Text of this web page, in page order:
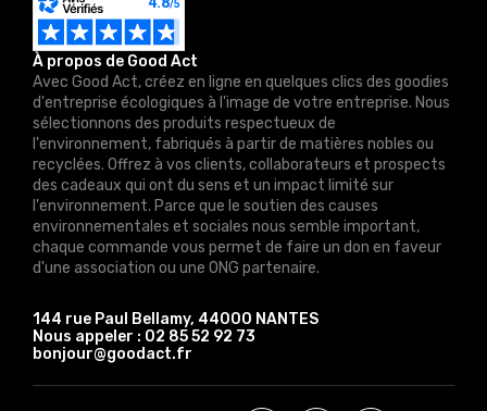
À propos de Good Act
Avec Good Act, créez en ligne en quelques clics des goodies
d'entreprise écologiques à l'image de votre entreprise. Nous
sélectionnons des produits respectueux de
l'environnement, fabriqués à partir de matières nobles ou
recyclées. Offrez à vos clients, collaborateurs et prospects
des cadeaux qui ont du sens et un impact limité sur
l'environnement. Parce que le soutien des causes
environnementales et sociales nous semble important,
chaque commande vous permet de faire un don en faveur
d'une association ou une ONG partenaire.
144 rue Paul Bellamy, 44000 NANTES
Nous appeler : 02 85 52 92 73
bonjour@goodact.fr